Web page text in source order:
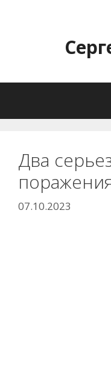
содержимому
Два
07.10.2023